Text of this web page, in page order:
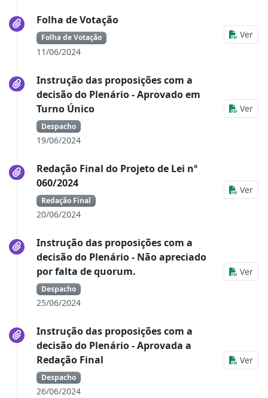
Folha de Votação
Folha de Votação
11/06/2024
Ver
Instrução das proposições com a
decisão do Plenário - Aprovado em
Turno Único
Despacho
19/06/2024
Ver
Redação Final do Projeto de Lei nº
060/2024
Redação Final
20/06/2024
Ver
Instrução das proposições com a
decisão do Plenário - Não apreciado
por falta de quorum.
Despacho
25/06/2024
Ver
Instrução das proposições com a
decisão do Plenário - Aprovada a
Redação Final
Despacho
26/06/2024
Ver